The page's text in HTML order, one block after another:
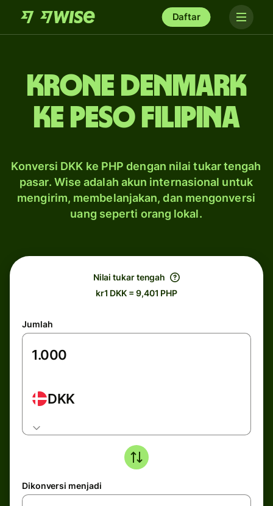
Daftar
krone Denmark
ke peso Filipina
Konversi DKK ke PHP dengan nilai tukar tengah
pasar. Wise adalah akun internasional untuk
mengirim, membelanjakan, dan mengonversi
uang seperti orang lokal.
Nilai tukar tengah
kr1 DKK = 9,401 PHP
Jumlah
DKK
Dikonversi menjadi